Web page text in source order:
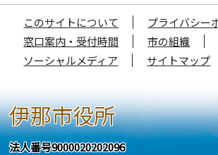
このサイトについて
プライバシー
窓口案内・受付時間
市の組織
ソーシャルメディア
サイトマップ
伊那市役所
法人番号9000020202096